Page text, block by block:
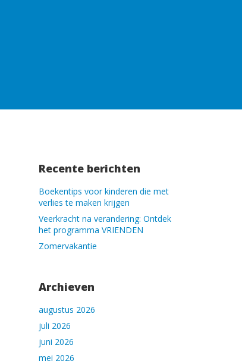
Recente berichten
Boekentips voor kinderen die met
verlies te maken krijgen
Veerkracht na verandering: Ontdek
het programma VRIENDEN
Zomervakantie
Archieven
augustus 2026
juli 2026
juni 2026
mei 2026